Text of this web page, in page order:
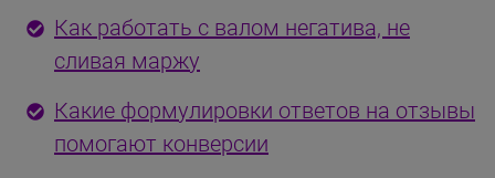
Как работать с валом негатива, не
сливая маржу
Какие формулировки ответов на отзывы
помогают конверсии